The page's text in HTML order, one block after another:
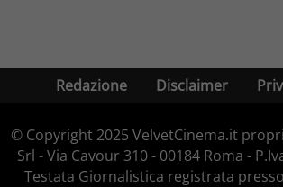
Redazione Disclaimer
© Copyright 2025 VelvetCinema.it
Srl - Via Cavour 310 - 00184 Roma -
Testata Giornalistica registrata